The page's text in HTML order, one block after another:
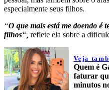
especialmente seus filhos.
“O que mais está me doendo é
filhos“, reflete ela sobre a
Veja
Quem é
faturar
minutos